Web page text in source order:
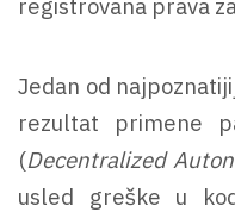
Jedan od
rezultat primene
(Decentralized
usled greške u